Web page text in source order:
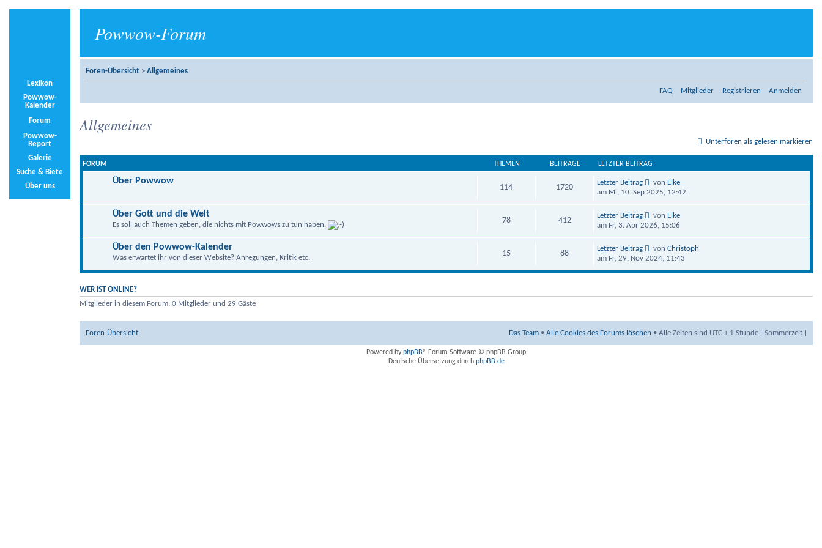
Powwow-Forum
Lexikon
Powwow-
Kalender
Forum
Powwow-
Report
Galerie
Suche & Biete
Über uns
Foren-Übersicht > Allgemeines
FAQ Mitglieder Registrieren Anmelden
Allgemeines
Unterforen als gelesen markieren
FORUM THEMEN BEITRÄGE LETZTER BEITRAG
Über Powwow
114 1720
Letzter Beitrag von Elke
am Mi, 10. Sep 2025, 12:42
Über Gott und die Welt
Es soll auch Themen geben, die nichts mit Powwows zu tun haben. 78 412
Letzter Beitrag von Elke
am Fr, 3. Apr 2026, 15:06
Über den Powwow-Kalender
Was erwartet ihr von dieser Website? Anregungen, Kritik etc. 15 88
Letzter Beitrag vonChristoph
am Fr, 29. Nov 2024, 11:43
WER IST ONLINE?
Mitglieder in diesem Forum: 0 Mitglieder und 29 Gäste
Foren-Übersicht Das Team • Alle Cookies des Forums löschen • Alle Zeiten sind UTC + 1 Stunde [ Sommerzeit ]
Powered byphpBB® Forum Software © phpBB Group
Deutsche Übersetzung durch phpBB.de